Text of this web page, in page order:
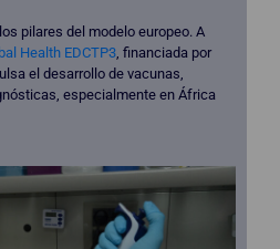
pilares del modelo europeo. A
Health EDCTP3 , financiada por
el desarrollo de vacunas,
especialmente en África